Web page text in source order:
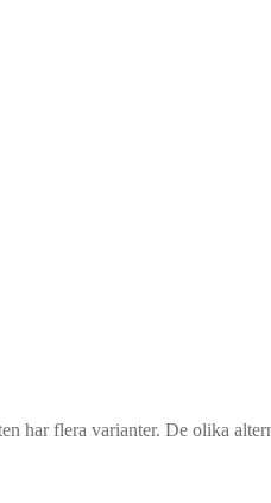
har flera varianter. De olika